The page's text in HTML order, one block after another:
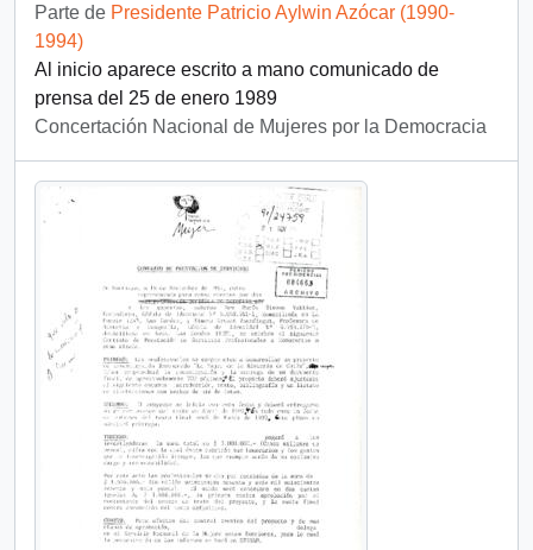
Parte de Presidente Patricio Aylwin Azócar (1990-
1994)
Al inicio aparece escrito a mano comunicado de
prensa del 25 de enero 1989
Concertación Nacional de Mujeres por la Democracia